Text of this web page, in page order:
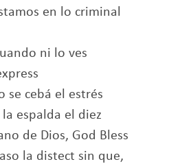
en lo criminal
ni lo ves
se cebá el estrés
espalda el diez
de Dios, God Bless
la distect sin que,